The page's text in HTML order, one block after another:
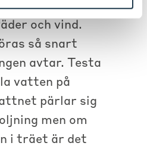
3 gånger per år.
och vind.
så snart
avtar. Testa
vatten på
pärlar sig
men om
i träet är det